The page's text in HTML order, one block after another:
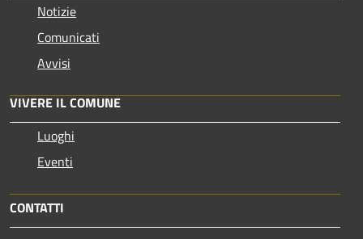
Notizie
Comunicati
Avvisi
VIVERE IL COMUNE
Luoghi
Eventi
CONTATTI